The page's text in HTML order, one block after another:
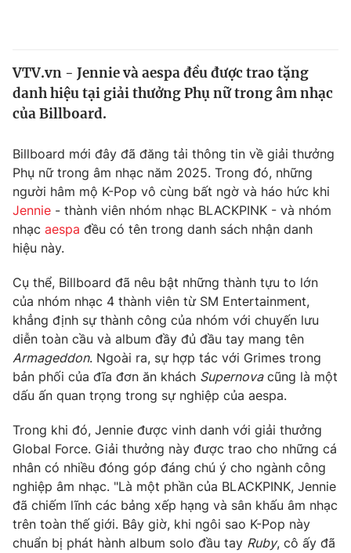
Thế giới
Tin tức
Câu chuyện quốc tế
Kinh tế
Tài chính
Thị trường
Góc doanh nghiệp
Dữ liệu và đời sống
Truyền hình
Phim VTV
Hậu trường
Nhân vật
Khán giả
Giải sao mai
Giải trí
Điện ảnh
Âm nhạc
Sao
Đời sống
Du lịch
Làm đẹp
Chất lượng cuộc sống
Giáo dục
Tuyển sinh
Công nghệ
Hitech Công nghệ tương lai
Sản phẩm
Thị trường
Tư vấn
Giao lưu trực tuyến
Lịch phát sóng
Chuyên mục khác
VTV.vn - Jennie và aespa đều được trao tặng
danh hiệu tại giải thưởng Phụ nữ trong âm nhạc
của Billboard.
Billboard mới đây đã đăng tải thông tin về giải thưởng
Phụ nữ trong âm nhạc năm 2025. Trong đó, những
người hâm mộ K-Pop vô cùng bất ngờ và háo hức khi
Jennie - thành viên nhóm nhạc BLACKPINK - và nhóm
nhạc aespa đều có tên trong danh sách nhận danh
hiệu này.
Cụ thể, Billboard đã nêu bật những thành tựu to lớn
của nhóm nhạc 4 thành viên từ SM Entertainment,
khẳng định sự thành công của nhóm với chuyến lưu
diễn toàn cầu và album đầy đủ đầu tay mang tên
Armageddon. Ngoài ra, sự hợp tác với Grimes trong
bản phối của đĩa đơn ăn khách Supernovacũng là một
dấu ấn quan trọng trong sự nghiệp của aespa.
Trong khi đó, Jennie được vinh danh với giải thưởng
Global Force. Giải thưởng này được trao cho những cá
nhân có nhiều đóng góp đáng chú ý cho ngành công
nghiệp âm nhạc. "Là một phần của BLACKPINK, Jennie
đã chiếm lĩnh các bảng xếp hạng và sân khấu âm nhạc
trên toàn thế giới. Bây giờ, khi ngôi sao K-Pop này
chuẩn bị phát hành album solo đầu tay Ruby, cô ấy đã